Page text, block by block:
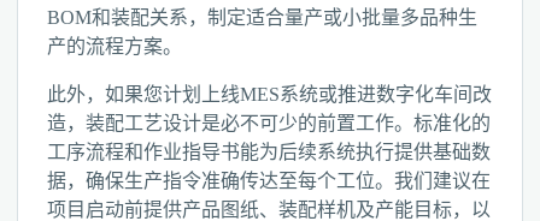
BOM和装配关系，制定适合量产或小批量多品种生
产的流程方案。
此外，如果您计划上线MES系统或推进数字化车间改
造，装配工艺设计是必不可少的前置工作。标准化的
工序流程和作业指导书能为后续系统执行提供基础数
据，确保生产指令准确传达至每个工位。我们建议在
项目启动前提供产品图纸、装配样机及产能目标，以